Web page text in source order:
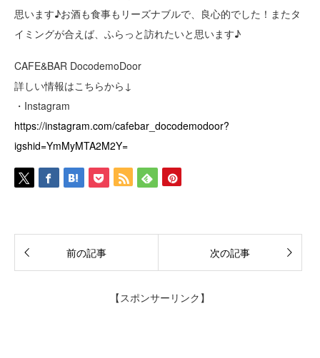
思います♪お酒も食事もリーズナブルで、良心的でした！またタ
イミングが合えば、ふらっと訪れたいと思います♪
CAFE&BAR DocodemoDoor
詳しい情報はこちらから↓
・Instagram
https://instagram.com/cafebar_docodemodoor?
igshid=YmMyMTA2M2Y=
前の記事 次の記事
【スポンサーリンク】